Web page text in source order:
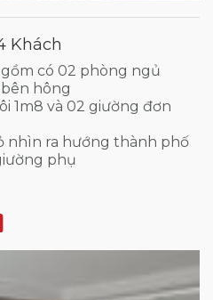
Khách
có 02 phòng ngủ
hông
1m8 và 02 giường đơn
nhìn ra hướng thành phố
phụ